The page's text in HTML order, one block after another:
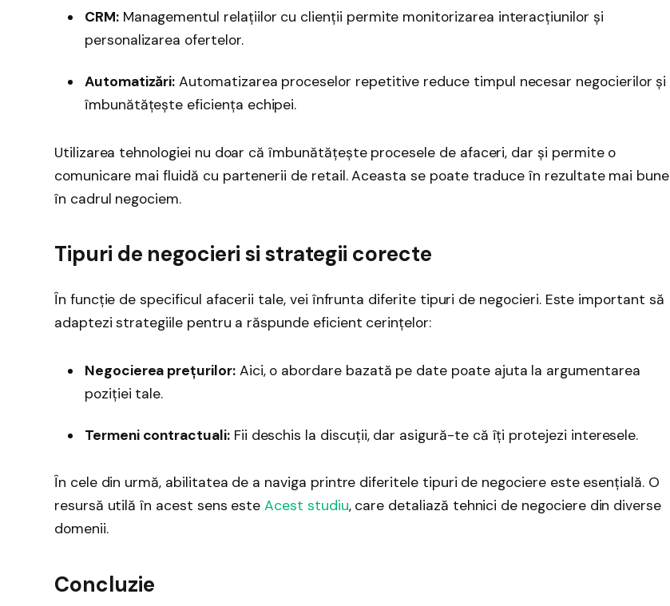
CRM:Managementul relațiilor cu clienții permite monitorizarea interacțiunilor și
personalizarea ofertelor.
Automatizări: Automatizarea proceselor repetitive reduce timpul necesar negocierilor și
îmbunătățește eficiența echipei.
Utilizarea tehnologiei nu doar că îmbunătățește procesele de afaceri, dar și permite o
comunicare mai fluidă cu partenerii de retail. Aceasta se poate traduce în rezultate mai bune
în cadrul negociem.
Tipuri de negocieri si strategii corecte
În funcție de specificul afacerii tale, vei înfrunta diferite tipuri de negocieri. Este important să
adaptezi strategiile pentru a răspunde eficient cerințelor:
Negocierea prețurilor:Aici, o abordare bazată pe date poate ajuta la argumentarea
poziției tale.
Termeni contractuali:Fii deschis la discuții, dar asigură-te că îți protejezi interesele.
În cele din urmă, abilitatea de a naviga printre diferitele tipuri de negociere este esențială. O
resursă utilă în acest sens esteAcest studiu, care detaliază tehnici de negociere din diverse
domenii.
Concluzie